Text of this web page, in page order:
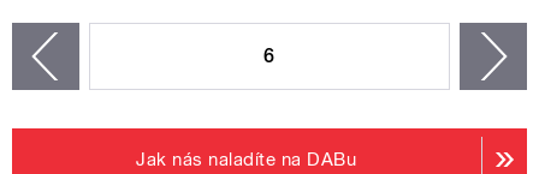
6
Jak nás naladíte na DABu